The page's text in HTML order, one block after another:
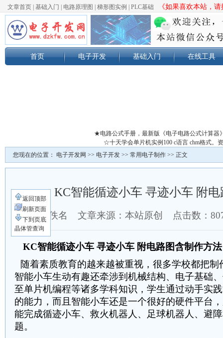
文章首页 基础入门 电路原理图 梯形图实例 PLC基础 《如果喜欢本站，
首页 电子开发 基础入门 在线工具
★电路公式手册，最新版《电子电路公式计算器
☆十天学会单片机实例100 c语言 chm格式。
您现在的位置： 电子开发网 >> 电子开发 >> 常用电子制作 >> 正文
KC智能循迹小车 寻迹小车 附
作者：佚名 文章来源：本站原创 点击数：
KC智能循迹小车 寻迹小车 附电路图含制作方
随着素质教育的越来越被重视，很多学校都把
智能小车生动有趣还牵涉到机械结构、电子基础
至单片机编程等诸多学科知识，学生通过动手实
的能力，而且智能小车还是一个很好的硬件平台
能完成循迹小车、救火机器人、足球机器人、避
题。
返回顶部
刷新页面
下到页底
晶体管查询